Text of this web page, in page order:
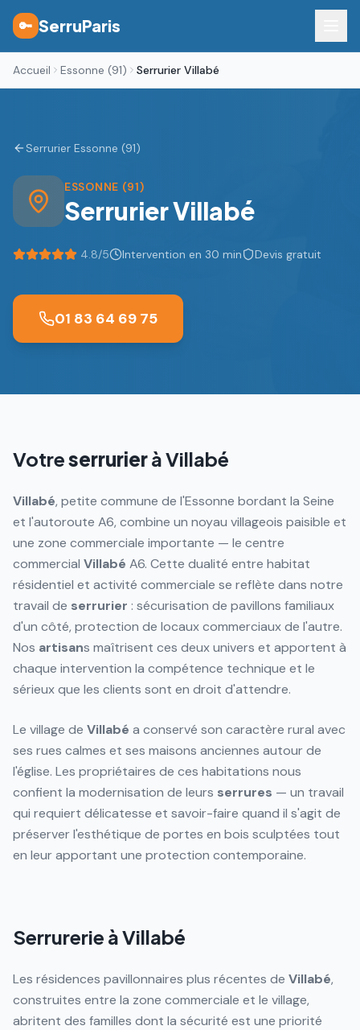
🔑 SerruParis
Accueil Essonne (91) Serrurier Villabé
Serrurier Essonne (91)
ESSONNE (91)
SerrurierVillabé
4.8/5 Intervention en 30 min Devis gratuit
01 83 64 69 75
VotreserrurieràVillabé
Villabé, petite commune de l'Essonne bordant la Seine
et l'autoroute A6, combine un noyau villageois paisible et
une zone commerciale importante — le centre
commercial Villabé A6. Cette dualité entre habitat
résidentiel et activité commerciale se reflète dans notre
travail de serrurier : sécurisation de pavillons familiaux
d'un côté, protection de locaux commerciaux de l'autre.
Nos artisans maîtrisent ces deux univers et apportent à
chaque intervention la compétence technique et le
sérieux que les clients sont en droit d'attendre.
Le village de Villabé a conservé son caractère rural avec
ses rues calmes et ses maisons anciennes autour de
l'église. Les propriétaires de ces habitations nous
confient la modernisation de leurs serrures — un travail
qui requiert délicatesse et savoir-faire quand il s'agit de
préserver l'esthétique de portes en bois sculptées tout
en leur apportant une protection contemporaine.
Serrurerie à Villabé
Les résidences pavillonnaires plus récentes de Villabé,
construites entre la zone commerciale et le village,
abritent des familles dont la sécurité est une priorité